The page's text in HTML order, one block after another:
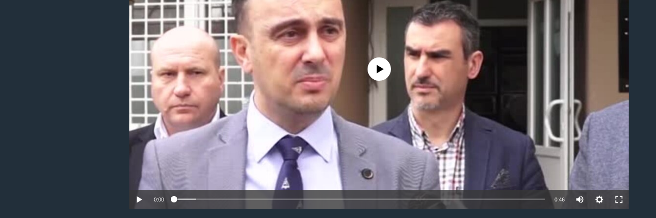
No media source currently available
0:00 0:46